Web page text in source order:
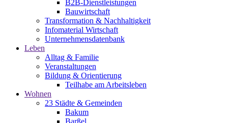
B2B-Dienstleistungen
Bauwirtschaft
Transformation & Nachhaltigkeit
Infomaterial Wirtschaft
Unternehmensdatenbank
Leben
Alltag & Familie
Veranstaltungen
Bildung & Orientierung
Teilhabe am Arbeitsleben
Wohnen
23 Städte & Gemeinden
Bakum
Barßel